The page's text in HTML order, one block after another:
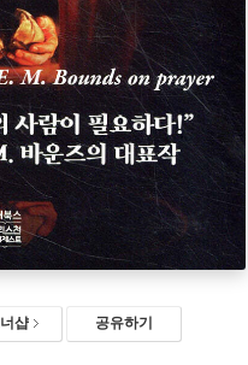
샵 공유하기